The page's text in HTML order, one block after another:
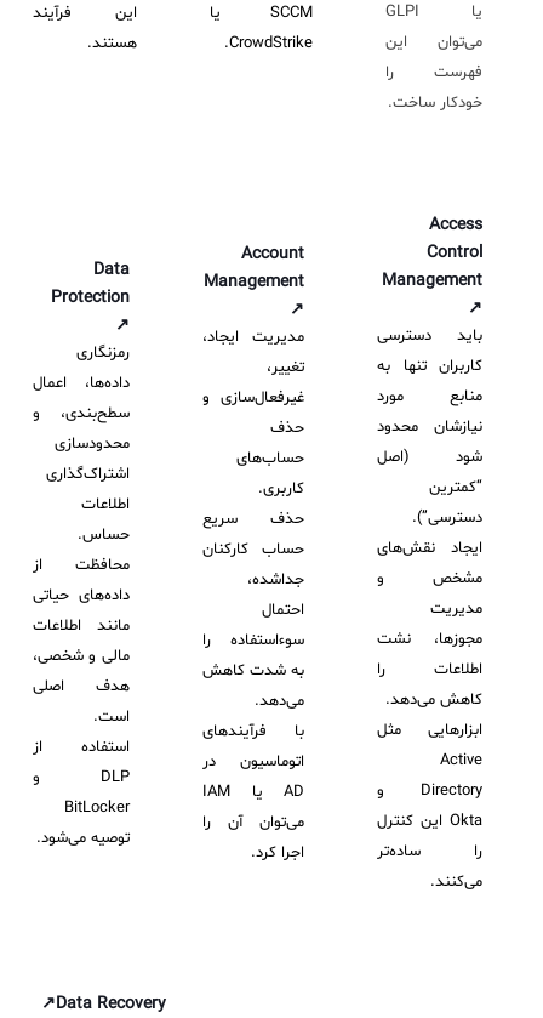
یا GLPI
می‌توان این
فهرست را
خودکار ساخت.
SCCM یا
CrowdStrike.
این فرآیند
هستند.
Access
Control
Management
↗
باید دسترسی
کاربران تنها به
منابع مورد
نیازشان محدود
شود (اصل
“کمترین
دسترسی”).
ایجاد نقش‌های
مشخص و
مدیریت
مجوزها، نشت
اطلاعات را
کاهش می‌دهد.
ابزارهایی مثل
Active
Directory و
Okta این کنترل
را ساده‌تر
می‌کنند.
Account
Management
↗
مدیریت ایجاد،
تغییر،
غیرفعال‌سازی و
حذف
حساب‌های
کاربری.
حذف سریع
حساب کارکنان
جداشده،
احتمال
سوءاستفاده را
به شدت کاهش
می‌دهد.
با فرآیندهای
اتوماسیون در
AD یا IAM
می‌توان آن را
اجرا کرد.
Data
Protection
↗
رمزنگاری
داده‌ها، اعمال
سطح‌بندی، و
محدودسازی
اشتراک‌گذاری
اطلاعات
حساس.
محافظت از
داده‌های حیاتی
مانند اطلاعات
مالی و شخصی،
هدف اصلی
است.
استفاده از
DLP و
BitLocker
توصیه می‌شود.
Data Recovery↗